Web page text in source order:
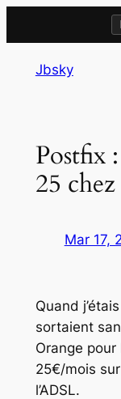
Jbsky
Postfix
25
Mar 17,
Quand
sortaient
Orange
25€/mois
l’ADSL.